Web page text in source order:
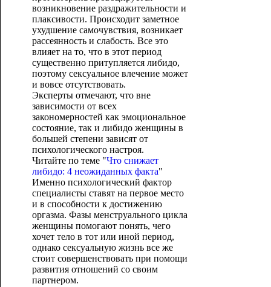
возникновение раздражительности и
плаксивости. Происходит заметное
ухудшение самочувствия, возникает
рассеянность и слабость. Все это
влияет на то, что в этот период
существенно притупляется либидо,
поэтому сексуальное влечение может
и вовсе отсутствовать.
Эксперты отмечают, что вне
зависимости от всех
закономерностей как эмоциональное
состояние, так и либидо женщины в
большей степени зависят от
психологического настроя.
Читайте по теме "Что снижает
либидо: 4 неожиданных факта"
Именно психологический фактор
специалисты ставят на первое место
и в способности к достижению
оргазма. Фазы менструального цикла
женщины помогают понять, чего
хочет тело в тот или иной период,
однако сексуальную жизнь все же
стоит совершенствовать при помощи
развития отношений со своим
партнером.